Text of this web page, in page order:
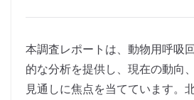
本調査レポートは、動物用呼吸
的な分析を提供し、現在の動向
見通しに焦点を当てています。